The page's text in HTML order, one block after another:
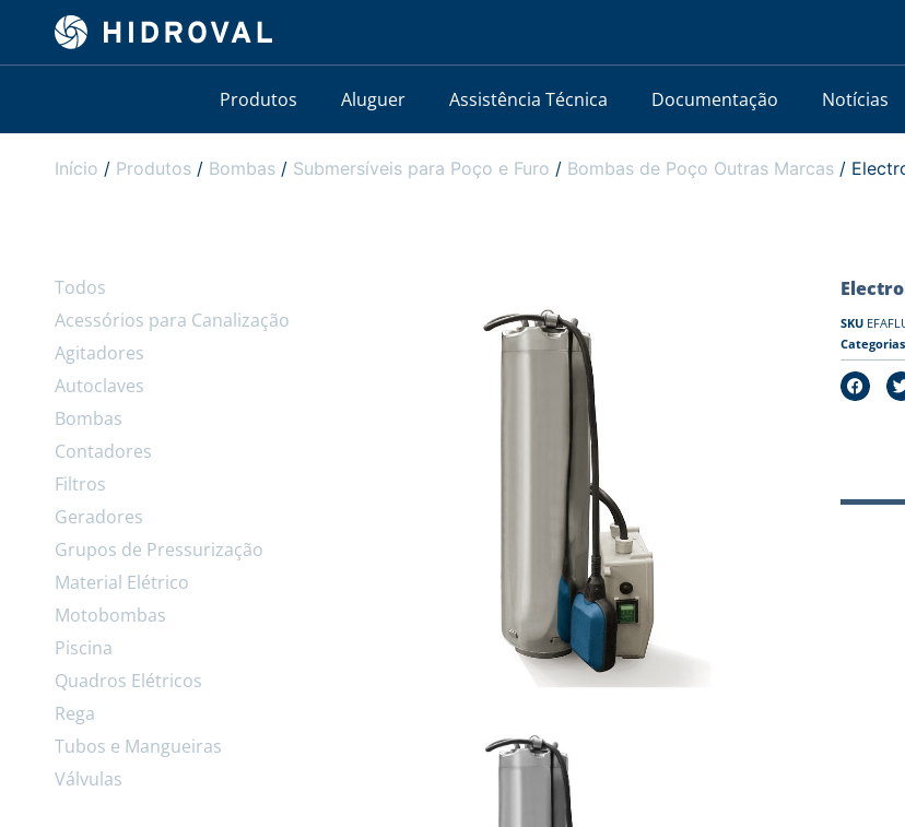
Produtos Aluguer Assistência Técnica Documentação Notícias
Início / Produtos / Bombas / Submersíveis para Poço e Furo / Bombas de Poço Outras Marcas /
Todos
Acessórios para Canalização
Agitadores
Autoclaves
Bombas
Contadores
Filtros
Geradores
Grupos de Pressurização
Material Elétrico
Motobombas
Piscina
Quadros Elétricos
Rega
Tubos e Mangueiras
Válvulas
SKU